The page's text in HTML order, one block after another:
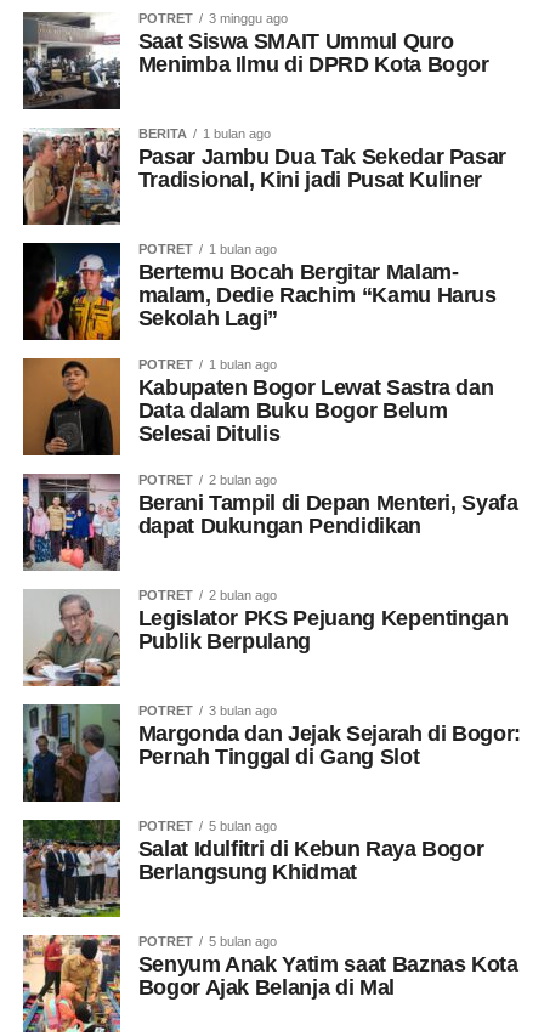
POTRET 3 minggu ago
Saat Siswa SMAIT Ummul Quro
Menimba Ilmu di DPRD Kota Bogor
BERITA 1 bulan ago
Pasar Jambu Dua Tak Sekedar Pasar
Tradisional, Kini jadi Pusat Kuliner
POTRET 1 bulan ago
Bertemu Bocah Bergitar Malam-
malam, Dedie Rachim “Kamu Harus
Sekolah Lagi”
POTRET 1 bulan ago
Kabupaten Bogor Lewat Sastra dan
Data dalam Buku Bogor Belum
Selesai Ditulis
POTRET 2 bulan ago
Berani Tampil di Depan Menteri, Syafa
dapat Dukungan Pendidikan
POTRET 2 bulan ago
Legislator PKS Pejuang Kepentingan
Publik Berpulang
POTRET 3 bulan ago
Margonda dan Jejak Sejarah di Bogor:
Pernah Tinggal di Gang Slot
POTRET 5 bulan ago
Salat Idulfitri di Kebun Raya Bogor
Berlangsung Khidmat
POTRET 5 bulan ago
Senyum Anak Yatim saat Baznas Kota
Bogor Ajak Belanja di Mal